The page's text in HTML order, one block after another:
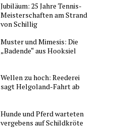
Jubiläum: 25 Jahre Tennis-
Meisterschaften am Strand
von Schillig
Muster und Mimesis: Die
„Badende“ aus Hooksiel
Wellen zu hoch: Reederei
sagt Helgoland-Fahrt ab
Hunde und Pferd warteten
vergebens auf Schildkröte